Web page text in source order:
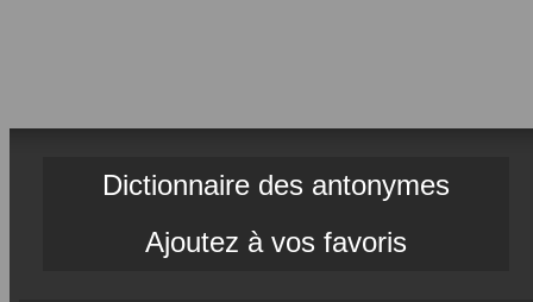
Dictionnaire des antonymes
Ajoutez à vos favoris